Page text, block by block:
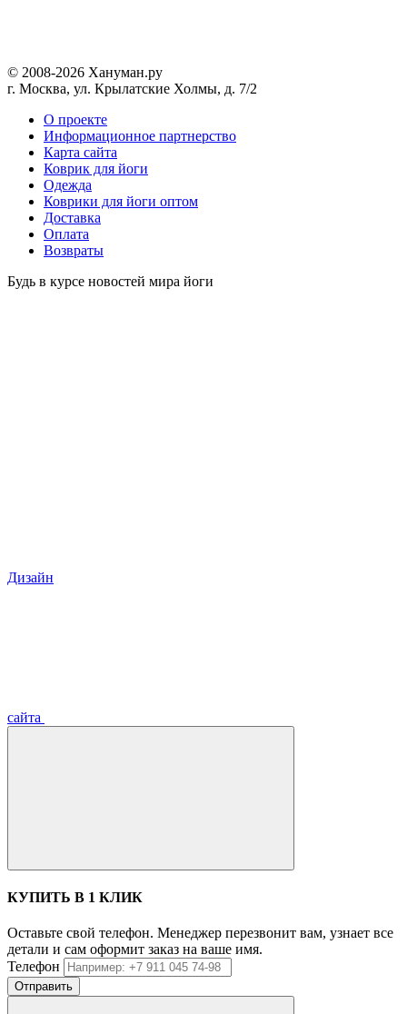
© 2008-2026 Хануман.ру
г. Москва, ул. Крылатские Холмы, д. 7/2
O проекте
Информационное партнерство
Карта сайта
Коврик для йоги
Одежда
Коврики для йоги оптом
Доставка
Оплата
Возвраты
Будь в курсе новостей мира йоги
Дизайн
сайта
КУПИТЬ В 1 КЛИК
Оставьте свой телефон. Менеджер перезвонит вам, узнает все
детали и сам оформит заказ на ваше имя.
Телефон
Отправить